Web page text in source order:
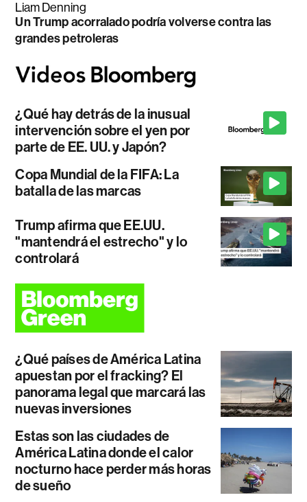
Liam Denning
Un Trump acorralado podría volverse contra las
grandes petroleras
¿Qué hay detrás de la inusual
intervención sobre el yen por
parte de EE. UU. y Japón?
Copa Mundial de la FIFA: La
batalla de las marcas
Trump afirma que EE.UU.
"mantendrá el estrecho" y lo
controlará
¿Qué países de América Latina
apuestan por el fracking? El
panorama legal que marcará las
nuevas inversiones
Estas son las ciudades de
América Latina donde el calor
nocturno hace perder más horas
de sueño